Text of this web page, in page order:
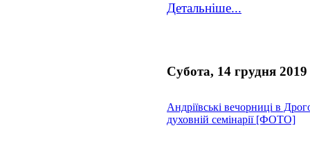
Детальніше...
Субота, 14 грудня 2019
Андріївські вечорниці в
духовній семінарії [ФОТО]